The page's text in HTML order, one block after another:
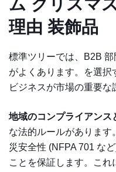
理由 装飾品
標準ツリーでは、B2B
がよくあります。を選択
ビジネスが市場の重要な
地域のコンプライアンス
な法的ルールがあります
災安全性 (NFPA 701 な
ことを保証します。こ